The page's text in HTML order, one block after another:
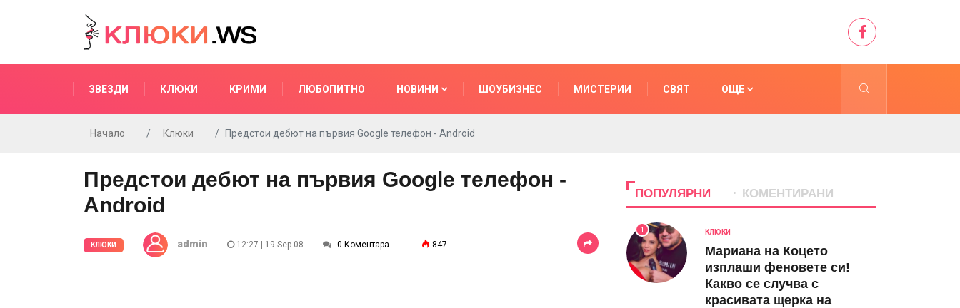
ЗВЕЗДИ КЛЮКИ КРИМИ ЛЮБОПИТНО НОВИНИ ШОУБИЗНЕС МИСТЕРИИ СВЯТ ОЩЕ
Начало Клюки Предстои дебют на първия Google телефон - Android
Предстои дебют на първия Google телефон -
Android
КЛЮКИ admin 12:27 | 19 Sep 08 0 Коментара 847
ПОПУЛЯРНИ КОМЕНТИРАНИ
1 КЛЮКИ
Мариана на Коцето
изплаши феновете си!
Какво се случва с
красивата щерка на